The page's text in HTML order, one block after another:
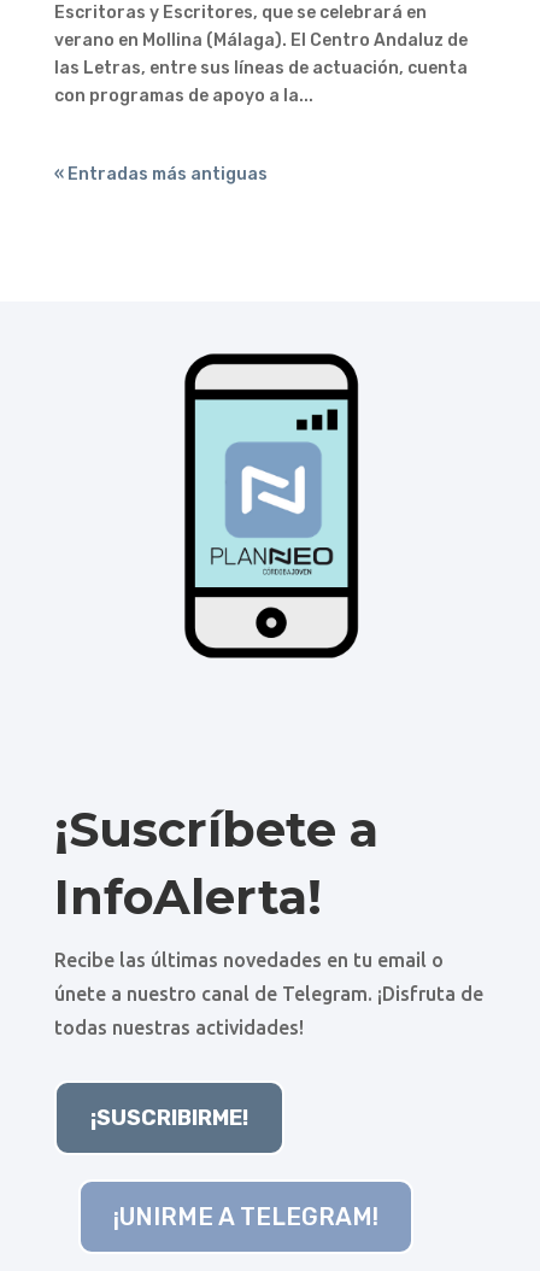
Escritoras y Escritores, que se celebrará en
verano en Mollina (Málaga). El Centro Andaluz de
las Letras, entre sus líneas de actuación, cuenta
con programas de apoyo a la...
« Entradas más antiguas
¡Suscríbete a
InfoAlerta!
Recibe las últimas novedades en tu email o
únete a nuestro canal de Telegram. ¡Disfruta de
todas nuestras actividades!
¡SUSCRIBIRME!
¡UNIRME A TELEGRAM!